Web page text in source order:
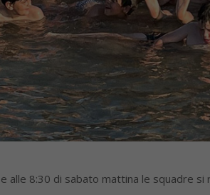
8:30 di sabato mattina le squadre si